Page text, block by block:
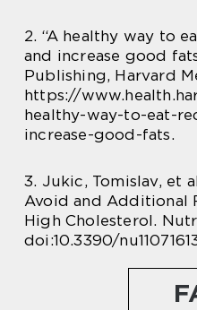
2. “A healthy way to
and increase good
Publishing, Harvard
https://
healthy-way-to-eat-
increase-good-fats.
3. Jukic, Tomislav, et
Avoid and Additional
High Cholesterol.
doi:10.3390/